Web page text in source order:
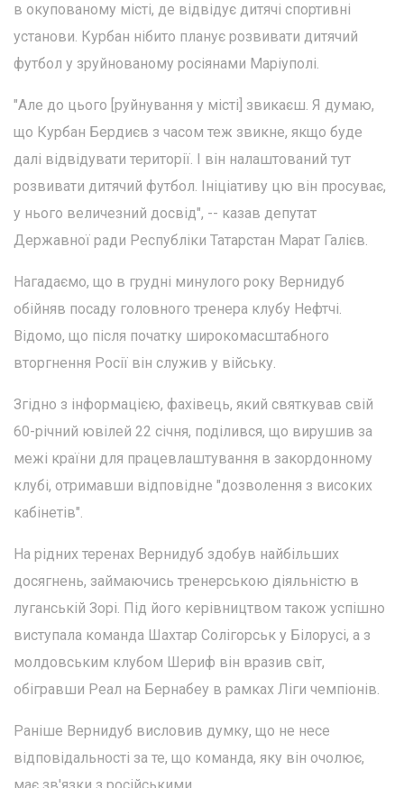
в окупованому місті, де відвідує дитячі спортивні
установи. Курбан нібито планує розвивати дитячий
футбол у зруйнованому росіянами Маріуполі.
"Але до цього [руйнування у місті] звикаєш. Я думаю,
що Курбан Бердиєв з часом теж звикне, якщо буде
далі відвідувати території. І він налаштований тут
розвивати дитячий футбол. Ініціативу цю він просуває,
у нього величезний досвід", -- казав депутат
Державної ради Республіки Татарстан Марат Галієв.
Нагадаємо, що в грудні минулого року Вернидуб
обійняв посаду головного тренера клубу Нефтчі.
Відомо, що після початку широкомасштабного
вторгнення Росії він служив у війську.
Згідно з інформацією, фахівець, який святкував свій
60-річний ювілей 22 січня, поділився, що вирушив за
межі країни для працевлаштування в закордонному
клубі, отримавши відповідне "дозволення з високих
кабінетів".
На рідних теренах Вернидуб здобув найбільших
досягнень, займаючись тренерською діяльністю в
луганській Зорі. Під його керівництвом також успішно
виступала команда Шахтар Солігорськ у Білорусі, а з
молдовським клубом Шериф він вразив світ,
обігравши Реал на Бернабеу в рамках Ліги чемпіонів.
Раніше Вернидуб висловив думку, що не несе
відповідальності за те, що команда, яку він очолює,